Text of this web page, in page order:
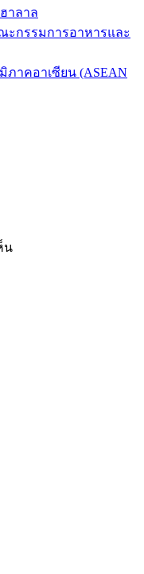
าลาล
กรรมการอาหารและ
าคอาเซียน (ASEAN
น